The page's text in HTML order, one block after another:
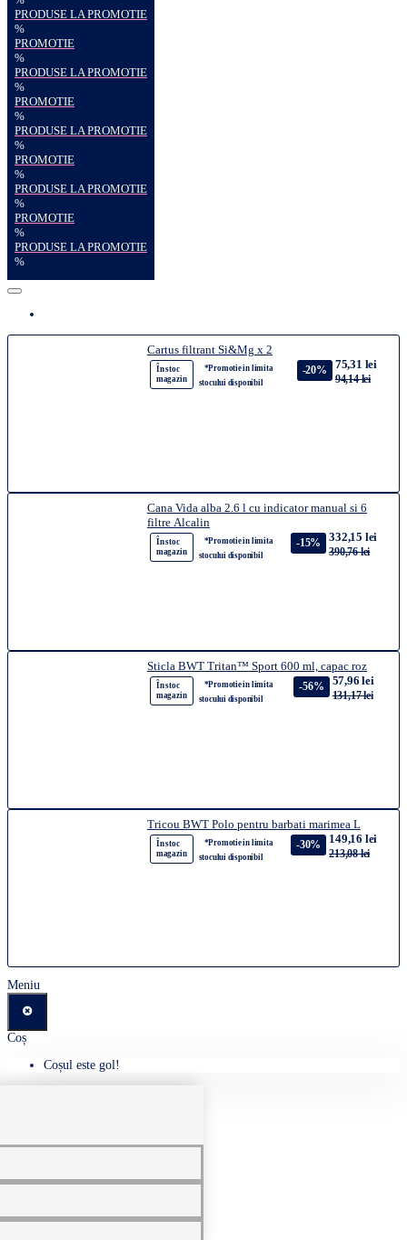
PRODUSE LA PROMOTIE
%
PROMOTIE
%
PRODUSE LA PROMOTIE
%
PROMOTIE
%
PRODUSE LA PROMOTIE
%
PROMOTIE
%
PRODUSE LA PROMOTIE
%
PROMOTIE
%
PRODUSE LA PROMOTIE
%
Cartus filtrant Si&Mg x 2
În stoc
magazin
*Promotie in limita
stocului disponibil
-20% 75,31 lei
94,14 lei
Cana Vida alba 2.6 l cu indicator manual si 6
filtre Alcalin
În stoc
magazin
*Promotie in limita
stocului disponibil
-15% 332,15 lei
390,76 lei
Sticla BWT Tritan™ Sport 600 ml, capac roz
În stoc
magazin
*Promotie in limita
stocului disponibil
-56% 57,96 lei
131,17 lei
Tricou BWT Polo pentru barbati marimea L
În stoc
magazin
*Promotie in limita
stocului disponibil
-30% 149,16 lei
213,08 lei
Meniu
Coș
Coșul este gol!